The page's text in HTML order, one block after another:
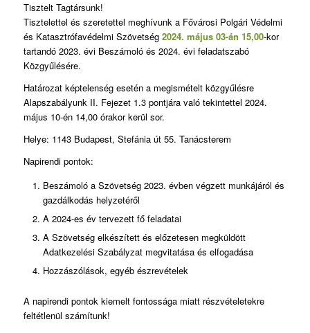
Tisztelt Tagtársunk!
Tisztelettel és szeretettel meghívunk a Fővárosi Polgári Védelmi
és Katasztrófavédelmi Szövetség 2024. május 03-án 15,00-kor
tartandó 2023. évi Beszámoló és 2024. évi feladatszabó
Közgyűlésére.
Határozat képtelenség esetén a megismételt közgyűlésre
Alapszabályunk II. Fejezet 1.3 pontjára való tekintettel 2024.
május 10-én 14,00 órakor kerül sor.
Helye: 1143 Budapest, Stefánia út 55. Tanácsterem
Napirendi pontok:
Beszámoló a Szövetség 2023. évben végzett munkájáról és
gazdálkodás helyzetéről
A 2024-es év tervezett fő feladatai
A Szövetség elkészített és előzetesen megküldött
Adatkezelési Szabályzat megvitatása és elfogadása
Hozzászólások, egyéb észrevételek
A napirendi pontok kiemelt fontossága miatt részvételetekre
feltétlenül számítunk!